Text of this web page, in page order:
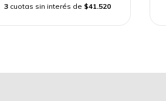
3 cuotas sin interés de $41.520